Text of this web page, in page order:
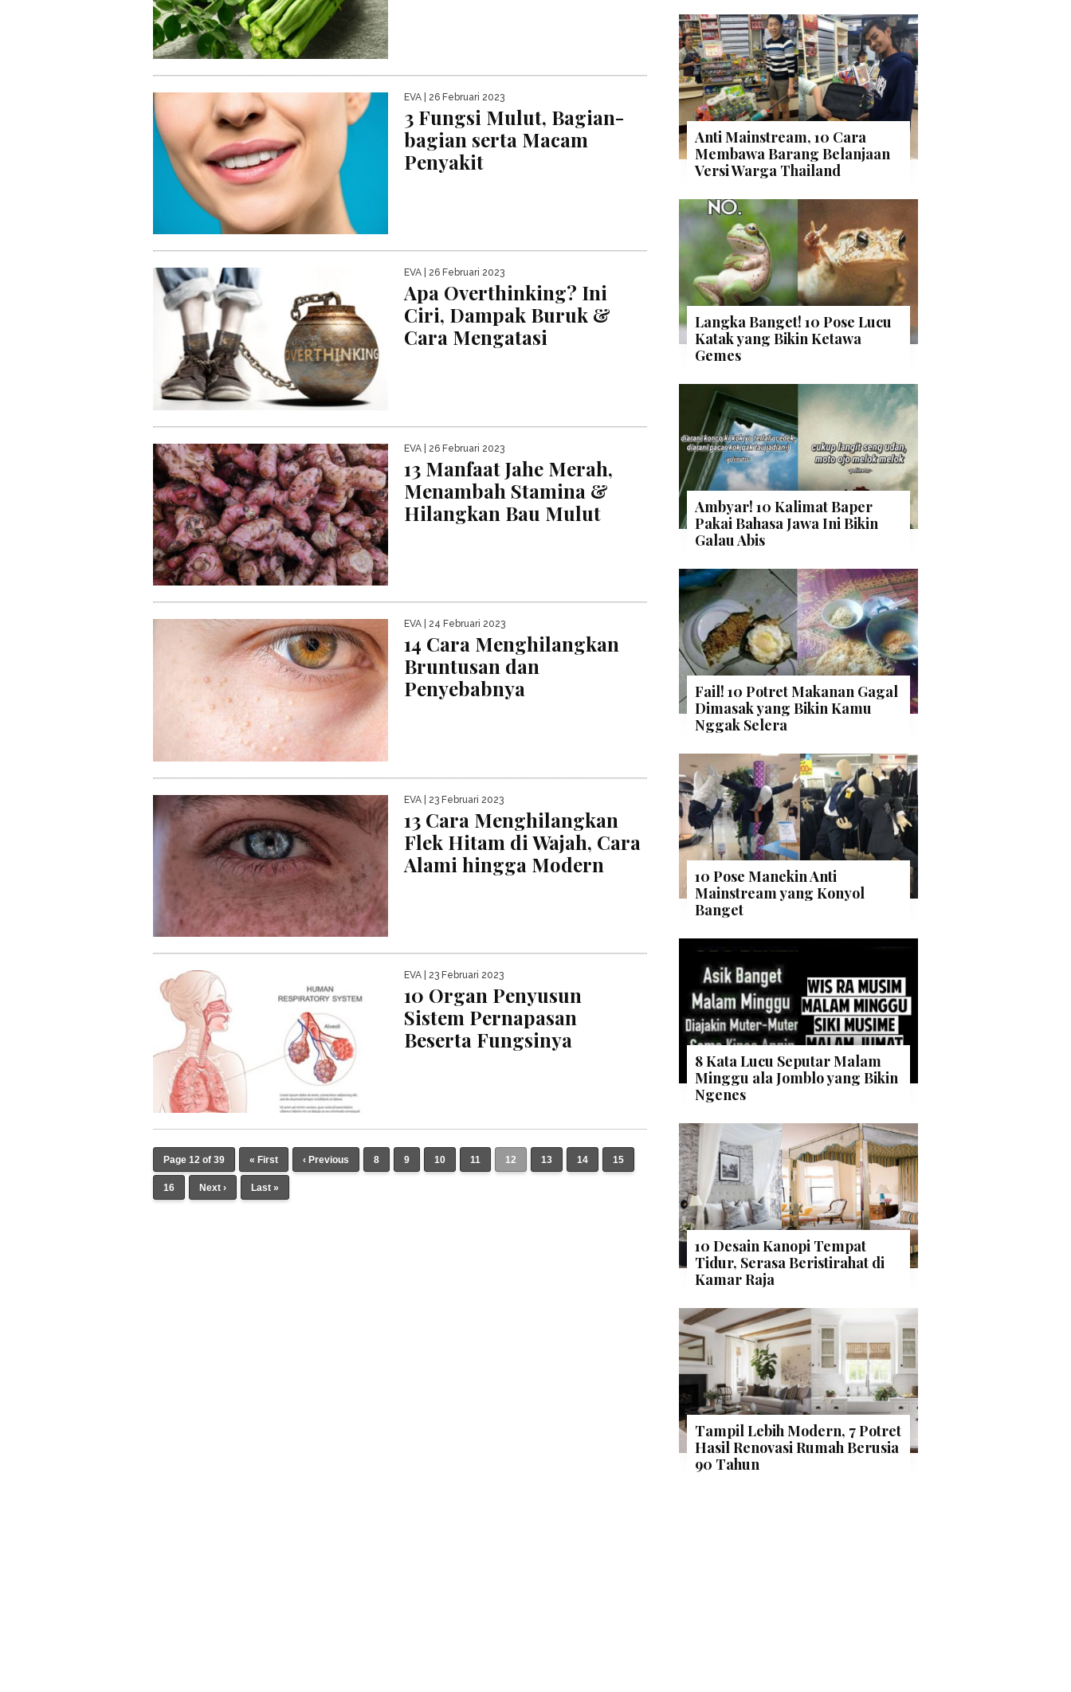
EVA | 26 Februari 2023
3 Fungsi Mulut, Bagian-
bagian serta Macam
Penyakit
EVA | 26 Februari 2023
Apa Overthinking? Ini
Ciri, Dampak Buruk &
Cara Mengatasi
EVA | 26 Februari 2023
13 Manfaat Jahe Merah,
Menambah Stamina &
Hilangkan Bau Mulut
EVA | 24 Februari 2023
14 Cara Menghilangkan
Bruntusan dan
Penyebabnya
EVA | 23 Februari 2023
13 Cara Menghilangkan
Flek Hitam di Wajah, Cara
Alami hingga Modern
EVA | 23 Februari 2023
10 Organ Penyusun
Sistem Pernapasan
Beserta Fungsinya
Page 12 of 39 « First ‹ Previous 8 9 10 11 12 13 14 15
16 Next › Last »
Anti Mainstream, 10 Cara
Membawa Barang Belanjaan
Versi Warga Thailand
Langka Banget! 10 Pose Lucu
Katak yang Bikin Ketawa
Gemes
Ambyar! 10 Kalimat Baper
Pakai Bahasa Jawa Ini Bikin
Galau Abis
Fail! 10 Potret Makanan Gagal
Dimasak yang Bikin Kamu
Nggak Selera
10 Pose Manekin Anti
Mainstream yang Konyol
Banget
8 Kata Lucu Seputar Malam
Minggu ala Jomblo yang Bikin
Ngenes
10 Desain Kanopi Tempat
Tidur, Serasa Beristirahat di
Kamar Raja
Tampil Lebih Modern, 7 Potret
Hasil Renovasi Rumah Berusia
90 Tahun